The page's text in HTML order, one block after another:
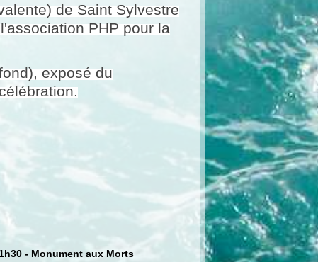
de Saint Sylvestre
PHP pour la
exposé du
- Monument aux Morts